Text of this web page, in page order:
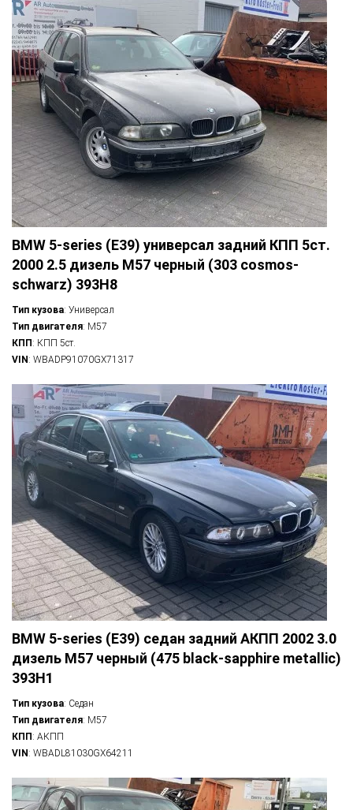
BMW 5-series (E39) универсал задний КПП 5ст.
2000 2.5 дизель M57 черный (303 cosmos-
schwarz) 393H8
Тип кузова: Универсал
Тип двигателя: M57
КПП: КПП 5ст.
VIN: WBADP91070GX71317
BMW 5-series (E39) седан задний АКПП 2002 3.0
дизель M57 черный (475 black-sapphire metallic)
393H1
Тип кузова: Седан
Тип двигателя: M57
КПП: АКПП
VIN: WBADL81030GX64211